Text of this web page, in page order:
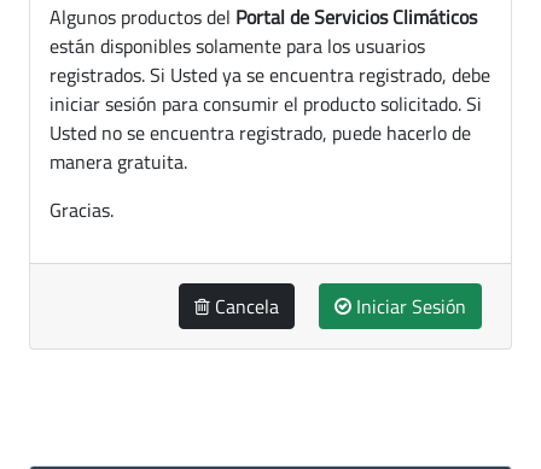
Algunos productos del Portal de Servicios Climáticos
están disponibles solamente para los usuarios
registrados. Si Usted ya se encuentra registrado, debe
iniciar sesión para consumir el producto solicitado. Si
Usted no se encuentra registrado, puede hacerlo de
manera gratuita.
Gracias.
Cancela Iniciar Sesión